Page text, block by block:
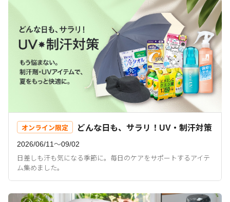
オンライン限定 どんな日も、サラリ！UV・制汗対策
2026/06/11〜09/02
日差しも汗も気になる季節に。毎日のケアをサポートするアイテ
ム集めました。